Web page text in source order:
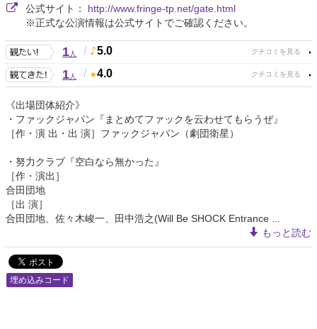
公式サイト： http://www.fringe-tp.net/gate.html
※正式な公演情報は公式サイトでご確認ください。
1人 / 5.0
1人 / 4.0
《出場団体紹介》
・ファックジャパン『まとめてファックを云わせてもらうぜ』
［作・演 出・出 演］ファックジャパン（劇団衛星）
・努力クラブ『空白なら無かった』
［作・演出］
合田団地
［出 演］
合田団地、佐々木峻一、田中浩之(Will Be SHOCK Entrance ...
もっと読む
埋め込みコード